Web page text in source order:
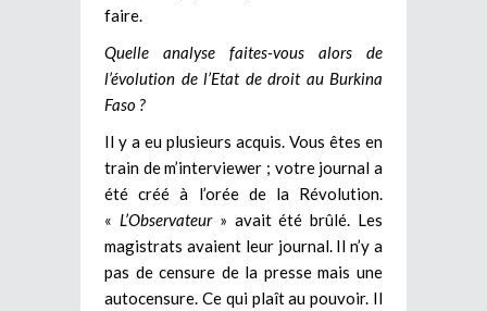
faire.
Quelle analyse faites-vous alors de
l’évolution de l’Etat de droit au Burkina
Faso ?
Il y a eu plusieurs acquis. Vous êtes en
train de m’interviewer ; votre journal a
été créé à l’orée de la Révolution.
« L’Observateur » avait été brûlé. Les
magistrats avaient leur journal. Il n’y a
pas de censure de la presse mais une
autocensure. Ce qui plaît au pouvoir. Il